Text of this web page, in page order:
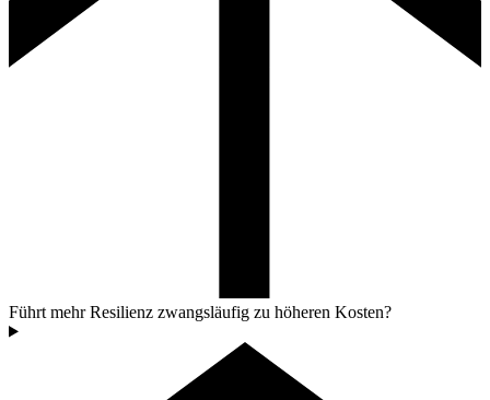
Führt mehr Resilienz zwangsläufig zu höheren Kosten?